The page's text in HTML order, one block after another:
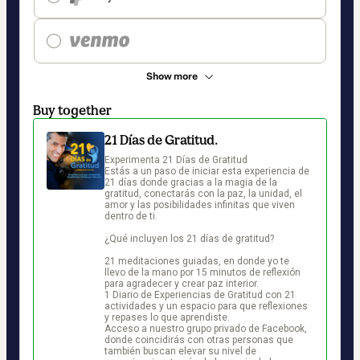
Show more
Buy together
21 Días de Gratitud.
Experimenta 21 Días de Gratitud
Estás a un paso de iniciar esta experiencia de
21 días donde gracias a la magia de la
gratitud, conectarás con la paz, la unidad, el
amor y las posibilidades infinitas que viven
dentro de ti.
¿Qué incluyen los 21 días de gratitud?
21 meditaciones guiadas, en donde yo te
llevo de la mano por 15 minutos de reflexión
para agradecer y crear paz interior.
1 Diario de Experiencias de Gratitud con 21
actividades y un espacio para que reflexiones
y repases lo que aprendiste.
Acceso a nuestro grupo privado de Facebook,
donde coincidirás con otras personas que
también buscan elevar su nivel de